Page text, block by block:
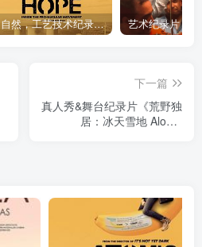
自然，工艺技术纪录片《原子能的希望 Atomic Hope – Inside the Pro-Nuclear Movement》下载
下一篇
真人秀&舞台纪录片《荒野独
居：冰天雪地 Alone: